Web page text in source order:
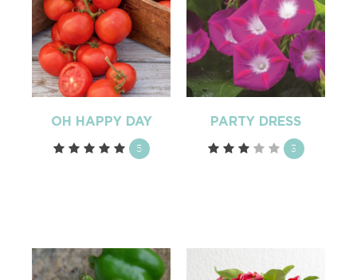
OH HAPPY DAY
5
PARTY DRESS
3